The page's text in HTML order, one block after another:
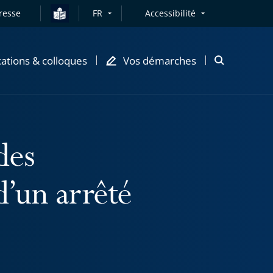
FR Accessibilité
& colloques Vos démarches
Ouvrir
arrêté